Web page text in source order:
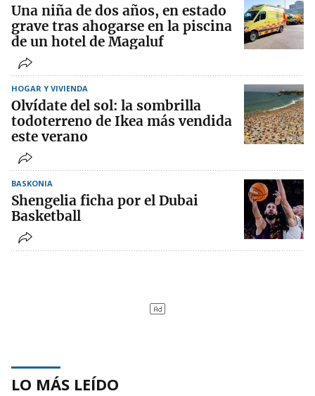
Una niña de dos años, en estado
grave tras ahogarse en la piscina
de un hotel de Magaluf
HOGAR Y VIVIENDA
Olvídate del sol: la sombrilla
todoterreno de Ikea más vendida
este verano
BASKONIA
Shengelia ficha por el Dubai
Basketball
LO MÁS LEÍDO